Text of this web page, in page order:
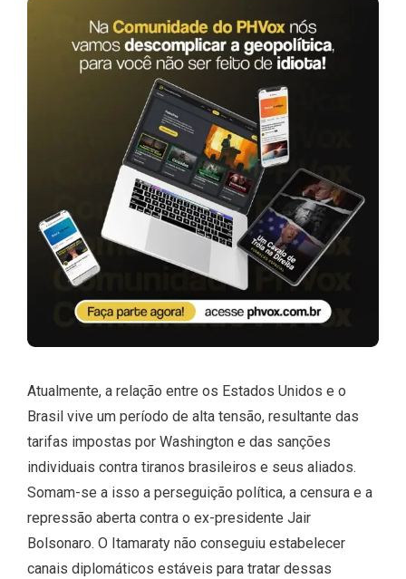
Atualmente, a relação entre os Estados Unidos e o
Brasil vive um período de alta tensão, resultante das
tarifas impostas por Washington e das sanções
individuais contra tiranos brasileiros e seus aliados.
Somam-se a isso a perseguição política, a censura e a
repressão aberta contra o ex-presidente Jair
Bolsonaro. O Itamaraty não conseguiu estabelecer
canais diplomáticos estáveis ​​para tratar dessas